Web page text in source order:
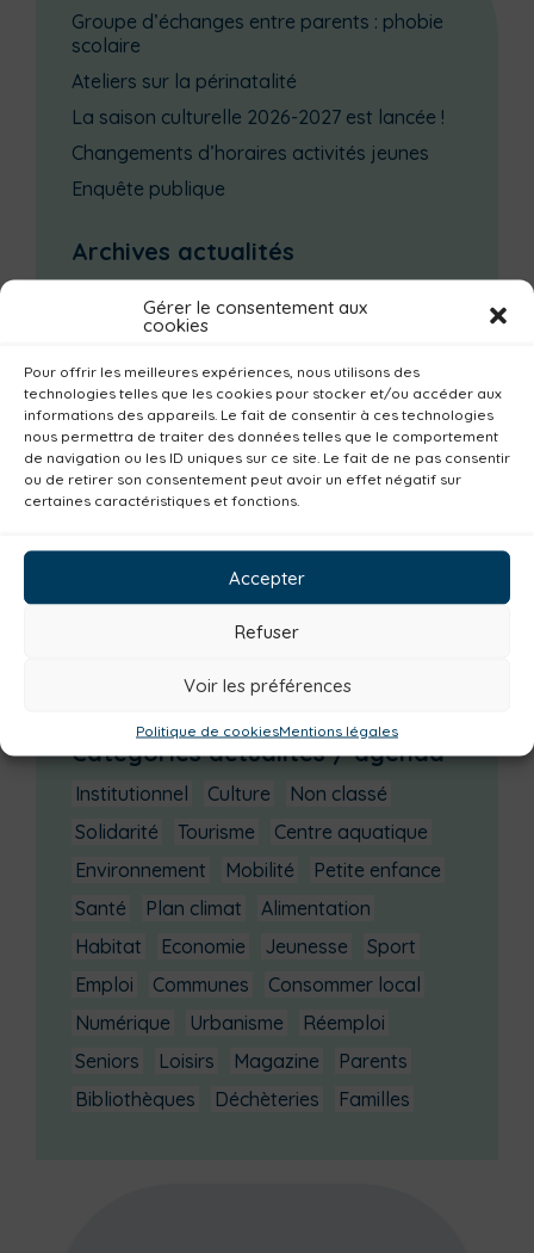
Gérer le consentement aux
cookies
Pour offrir les meilleures expériences, nous utilisons des
technologies telles que les cookies pour stocker et/ou accéder aux
informations des appareils. Le fait de consentir à ces technologies
nous permettra de traiter des données telles que le comportement
de navigation ou les ID uniques sur ce site. Le fait de ne pas consentir
ou de retirer son consentement peut avoir un effet négatif sur
certaines caractéristiques et fonctions.
Accepter
Refuser
Voir les préférences
Politique de cookiesMentions légales
Groupe d’échanges entre parents : phobie
scolaire
Ateliers sur la périnatalité
La saison culturelle 2026-2027 est lancée !
Changements d’horaires activités jeunes
Enquête publique
Archives actualités
juillet 2026(2)
mai 2026(5)
avril 2026(10)
mars 2026(7)
février 2026(4)
janvier 2026(14)
(2)
octobre 2025(3)
(7)
(3)
Catégories actualités / agenda
Institutionnel Culture
Non classé
Solidarité
Tourisme
Centre aquatique
Environnement
Mobilité
Petite enfance
Santé
Plan climat
Alimentation
Habitat
Economie Jeunesse
Sport
Emploi
Communes
Consommer local
Numérique
Urbanisme
Réemploi
Seniors
Loisirs Magazine
Parents
Bibliothèques
Déchèteries Familles